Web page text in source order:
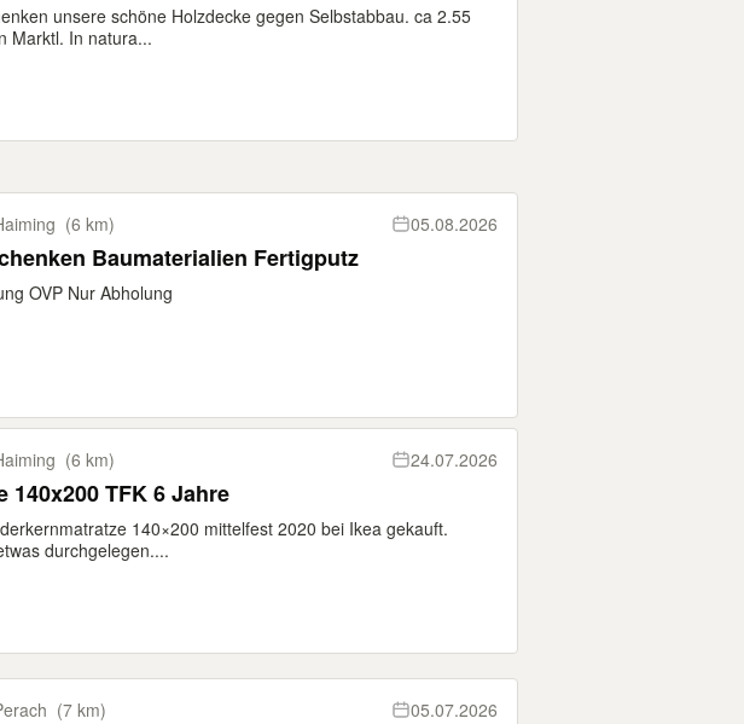
unsere schöne Holzdecke gegen Selbstabbau. ca 2.55
Marktl. In natura...
(6 km) 05.08.2026
Zu verschenken Baumaterialien Fertigputz
OVP Nur Abholung
(6 km) 24.07.2026
Matratze 140x200 TFK 6 Jahre
140×200 mittelfest 2020 bei Ikea gekauft.
durchgelegen....
(7 km) 05.07.2026